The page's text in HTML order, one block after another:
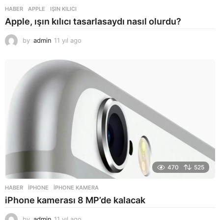
HABER APPLE ,IŞIN KILICI
Apple, ışın kılıcı tasarlasaydı nasıl olurdu?
by admin 11 yıl ago
ı
g
470 525
HABER IPHONE ,IPHONE KAMERA
iPhone kamerası 8 MP’de kalacak